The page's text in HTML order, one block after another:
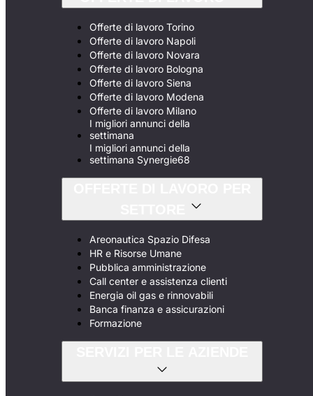
Offerte di lavoro Torino
Offerte di lavoro Napoli
Offerte di lavoro Novara
Offerte di lavoro Bologna
Offerte di lavoro Siena
Offerte di lavoro Modena
Offerte di lavoro Milano
I migliori annunci della
settimana
I migliori annunci della
settimana Synergie68
Areonautica Spazio Difesa
HR e Risorse Umane
Pubblica amministrazione
Call center e assistenza clienti
Energia oil gas e rinnovabili
Banca finanza e assicurazioni
Formazione